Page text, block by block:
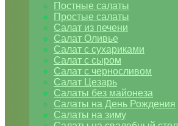
Постные салаты
Простые салаты
Салат из печени
Салат Оливье
Салат с сухариками
Салат с сыром
Салат с черносливом
Салат Цезарь
Салаты без майонеза
Салаты на День Рождения
Салаты на зиму